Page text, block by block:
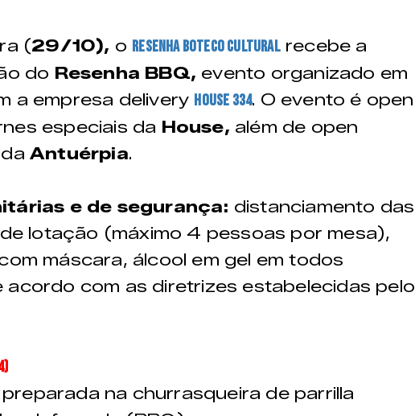
(29/10), o Resenha Boteco Culturalrecebe a
do Resenha BBQ, evento organizado em
a empresa delivery House 334. O evento é open
especiais da House, além de open
Antuérpia.
e de segurança: distanciamento das
lotação (máximo 4 pessoas por mesa),
máscara, álcool em gel em todos
acordo com as diretrizes estabelecidas pelo
na churrasqueira de parrilla